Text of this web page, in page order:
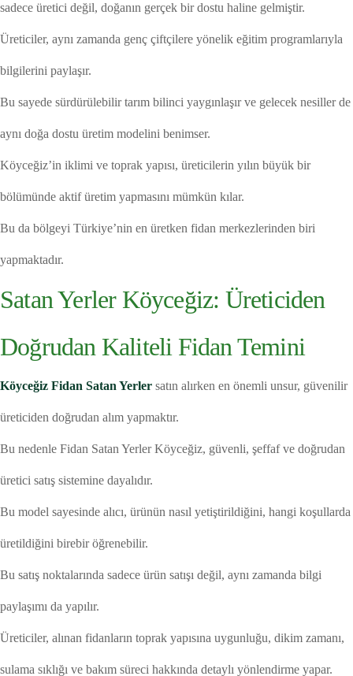
sadece üretici değil, doğanın gerçek bir dostu haline gelmiştir.
Üreticiler, aynı zamanda genç çiftçilere yönelik eğitim programlarıyla
bilgilerini paylaşır.
Bu sayede sürdürülebilir tarım bilinci yaygınlaşır ve gelecek nesiller de
aynı doğa dostu üretim modelini benimser.
Köyceğiz’in iklimi ve toprak yapısı, üreticilerin yılın büyük bir
bölümünde aktif üretim yapmasını mümkün kılar.
Bu da bölgeyi Türkiye’nin en üretken fidan merkezlerinden biri
yapmaktadır.
Satan Yerler Köyceğiz: Üreticiden
Doğrudan Kaliteli Fidan Temini
Köyceğiz Fidan Satan Yerler satın alırken en önemli unsur, güvenilir
üreticiden doğrudan alım yapmaktır.
Bu nedenle Fidan Satan Yerler Köyceğiz, güvenli, şeffaf ve doğrudan
üretici satış sistemine dayalıdır.
Bu model sayesinde alıcı, ürünün nasıl yetiştirildiğini, hangi koşullarda
üretildiğini birebir öğrenebilir.
Bu satış noktalarında sadece ürün satışı değil, aynı zamanda bilgi
paylaşımı da yapılır.
Üreticiler, alınan fidanların toprak yapısına uygunluğu, dikim zamanı,
sulama sıklığı ve bakım süreci hakkında detaylı yönlendirme yapar.